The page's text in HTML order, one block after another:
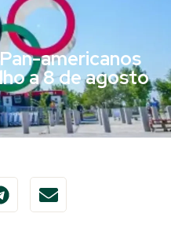
americanos
a 8 de agosto